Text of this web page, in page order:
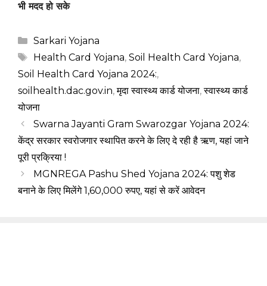
भी मदद हो सके
Categories
Sarkari Yojana
Tags
Health Card Yojana, Soil Health Card Yojana,
Soil Health Card Yojana 2024:,
soilhealth.dac.gov.in,मृदा स्वास्थ्य कार्ड योजना,स्वास्थ्य कार्ड
योजना
Swarna Jayanti Gram Swarozgar Yojana 2024:
केंद्र सरकार स्वरोजगार स्थापित करने के लिए दे रही है ऋण, यहां जाने
पूरी प्रक्रिया !
MGNREGA Pashu Shed Yojana 2024: पशु शेड
बनाने के लिए मिलेंगे 1,60,000 रुपए, यहां से करें आवेदन